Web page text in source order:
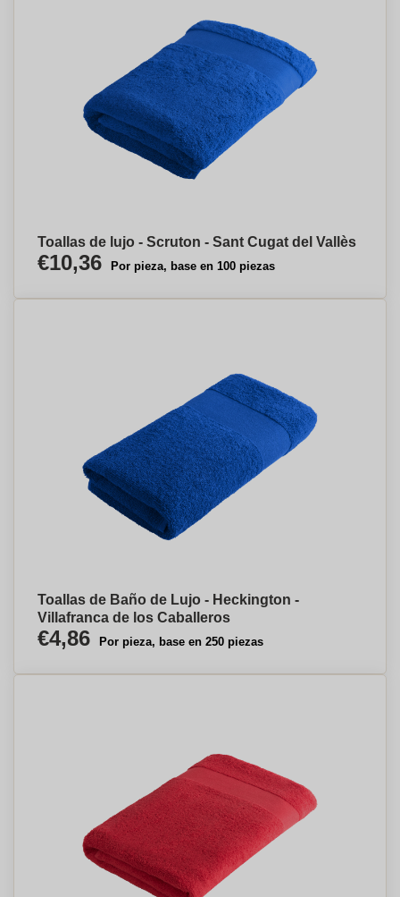
Toallas de lujo - Scruton - Sant Cugat del Vallès
€10,36 Por pieza, base en 100 piezas
Toallas de Baño de Lujo - Heckington -
Villafranca de los Caballeros
€4,86 Por pieza, base en 250 piezas